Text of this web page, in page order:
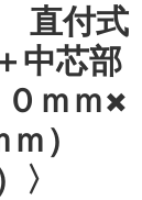
直付式
中芯部
ｍｍ×
）
〉